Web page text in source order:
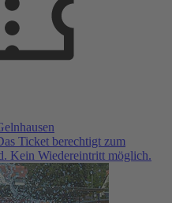
Ticket berechtigt zum
Kein Wiedereintritt möglich.